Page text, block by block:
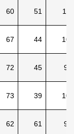
60 51 111
67 44 104
72 45 95
73 39 105
62 61 99